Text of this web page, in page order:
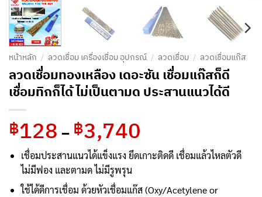
หน้าหลัก / ลวดเชื่อม เครื่องเชื่อม อุปกรณ์ / ลวดเชื่อม / ลวดเชื่อมแก๊ส
ลวดเชื่อมทองเหลือง เดอะซัน เชื่อมแก๊สก็ดี
เชื่อมทิกก็ได้ ไม่เป็นตามด ประสานแนวได้ดี
฿128 – ฿3,740
฿128
฿3,740
เชื่อมประสานแนวได้แข็งแรง ยึดเกาะติดดี เชื่อมแล้วไหลตัวดี
ไม่มีฟอง และตามด ไม่มีรูพรุน
ใช้ได้ดีการเชื่อม ด้วยหัวเชื่อมแก๊ส (Oxy/Acetylene or